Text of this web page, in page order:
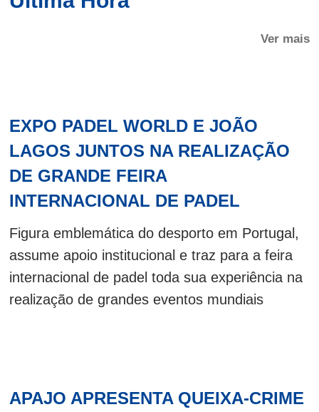
Ver mais
EXPO PADEL WORLD E JOÃO
LAGOS JUNTOS NA REALIZAÇÃO
DE GRANDE FEIRA
INTERNACIONAL DE PADEL
Figura emblemática do desporto em Portugal,
assume apoio institucional e traz para a feira
internacional de padel toda sua experiência na
realização de grandes eventos mundiais
APAJO APRESENTA QUEIXA-CRIME